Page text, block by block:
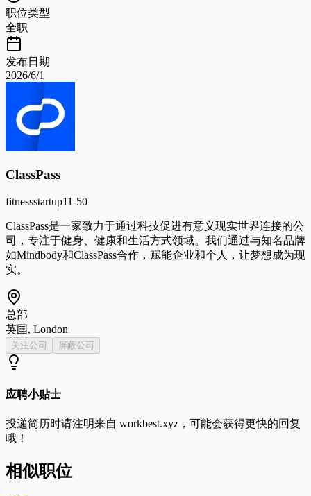
职位类型
全职
发布日期
2026/6/1
ClassPass
fitnessstartup11-50
ClassPass是一家致力于通过科技促进有意义现实世界连接的公
司，专注于健身、健康和生活方式领域。我们通过与知名品牌
如Mindbody和ClassPass合作，赋能企业和个人，让梦想成为现
实。
总部
英国, London
关注公司 屏蔽公司
应聘小贴士
投递简历时请注明来自 workbest.xyz ，可能会获得更快的回复
哦！
相似职位